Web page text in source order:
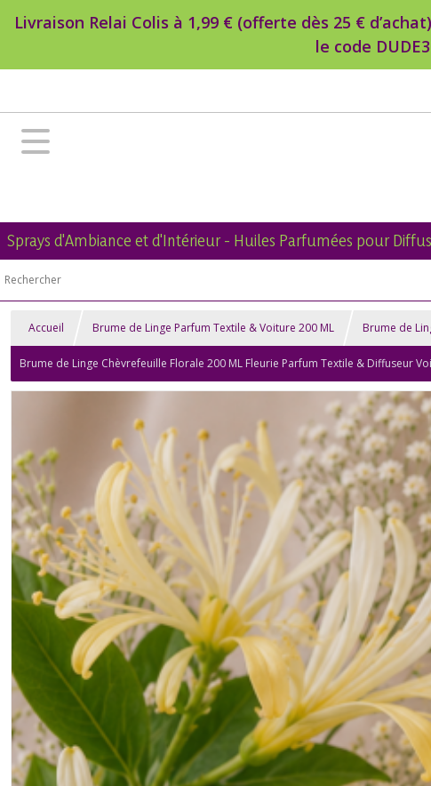
Livraison Relai Colis à 1,99 € (offerte dès 25 €
le code
Sprays d'Ambiance et d'Intérieur - Huiles Parfumées pour
Accueil Brume de Linge Parfum Textile & Voiture 200 ML Brume de
Brume de Linge Chèvrefeuille Florale 200 ML Fleurie Parfum Textile & Diffuseur